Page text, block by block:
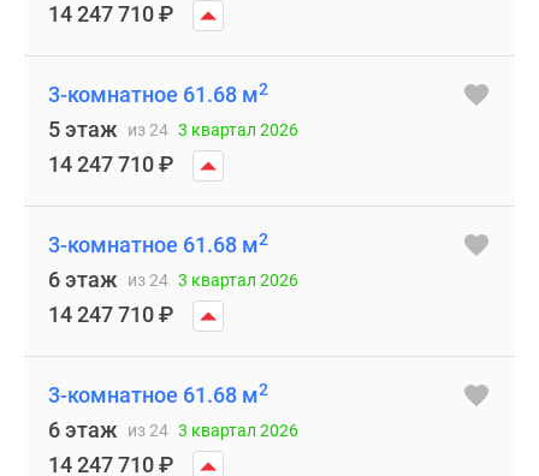
14 247 710₽
3-комнатное 61.68 м2
5 этаж из 24 3 квартал 2026
14 247 710₽
3-комнатное 61.68 м2
6 этаж из 24 3 квартал 2026
14 247 710₽
3-комнатное 61.68 м2
6 этаж из 24 3 квартал 2026
14 247 710₽